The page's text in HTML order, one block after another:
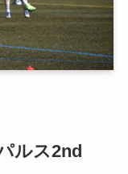
ルス2nd